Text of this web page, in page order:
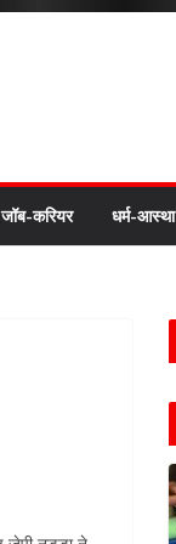
जॉब-करियर धर्म-आस्था